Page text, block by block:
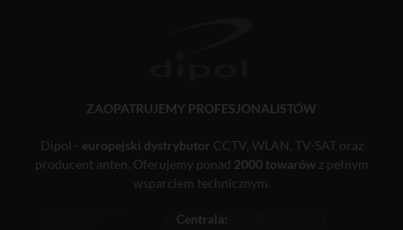
ZAOPATRUJEMY PROFESJONALISTÓW
Dipol - europejski dystrybutor CCTV, WLAN, TV-SAT oraz
producent anten. Oferujemy ponad 2000 towarówz pełnym
wsparciem technicznym.
Centrala: